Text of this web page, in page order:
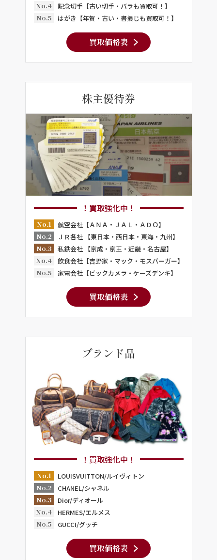
No.4
記念切手【古い切手・バラも買取可！】
No.5
はがき【年賀・古い・書損じも買取可！】
買取価格表
株主優待券
！買取強化中！
No.1
航空会社【ＡＮＡ・ＪＡＬ・ＡＤＯ】
No.2
ＪＲ各社 【東日本・西日本・東海・九州】
No.3
私鉄会社 【京成・京王・近畿・名古屋】
No.4
飲食会社【吉野家・マック・モスバーガー】
No.5
家電会社【ビックカメラ・ケーズデンキ】
買取価格表
ブランド品
！買取強化中！
No.1
LOUISVUITTON/ルイヴィトン
No.2
CHANEL/シャネル
No.3
Dior/ディオール
No.4
HERMES/エルメス
No.5
GUCCI/グッチ
買取価格表